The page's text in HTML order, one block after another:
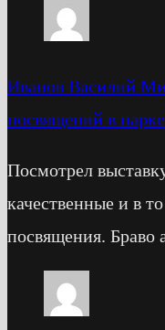
Иванов Василий
посвящений в
Посмотрел
качественные и в
посвящения. Браво